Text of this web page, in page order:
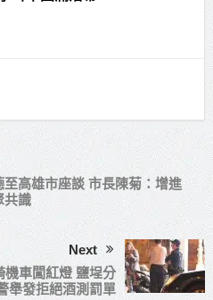
高雄市座談 市長陳菊：增進
共識
Next
車闖紅燈 鹽埕分
舉發拒絕酒測罰單